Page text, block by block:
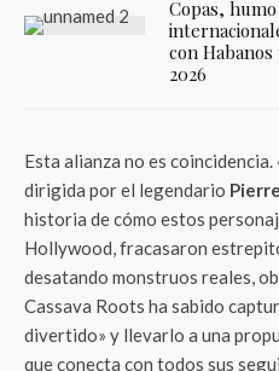
Copas,
con
2026
Esta alianza no es
dirigida por el legendario
historia de cómo estos
Hollywood, fracasaron
desatando monstruos reales,
Cassava Roots ha sabido
divertido» y llevarlo a una
que conecta con todos sus